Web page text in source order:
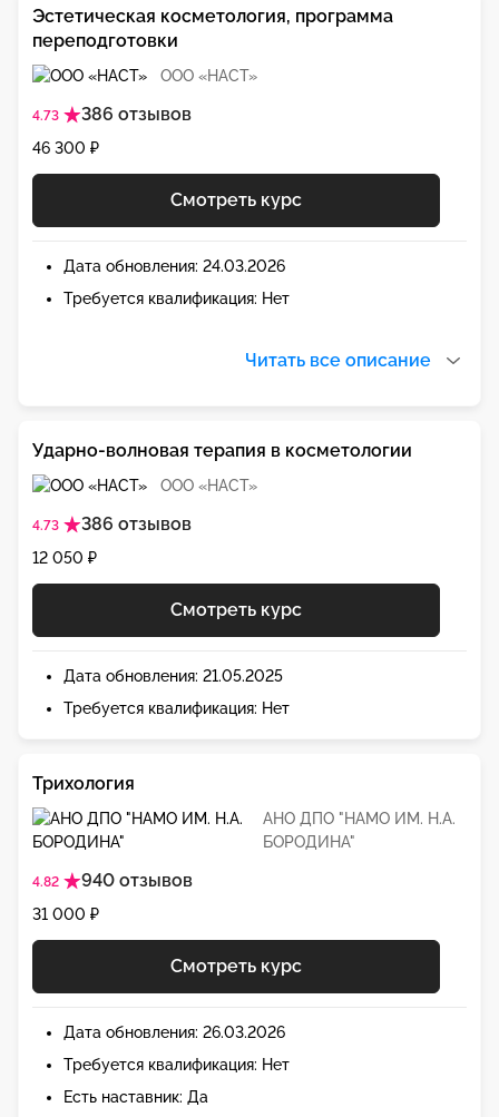
ООО «НАСТ»
4.73 386 отзывов
Эстетическая косметология, программа
переподготовки
46 300 ₽
Смотреть курс
Дата обновления: 24.03.2026
Требуется квалификация: Нет
Читать все описание
ООО «НАСТ»
4.73 386 отзывов
Ударно-волновая терапия в косметологии
12 050 ₽
Смотреть курс
Дата обновления: 21.05.2025
Требуется квалификация: Нет
АНО ДПО "НАМО ИМ. Н.А.
БОРОДИНА"
4.82 940 отзывов
Трихология
31 000 ₽
Смотреть курс
Дата обновления: 26.03.2026
Требуется квалификация: Нет
Есть наставник: Да